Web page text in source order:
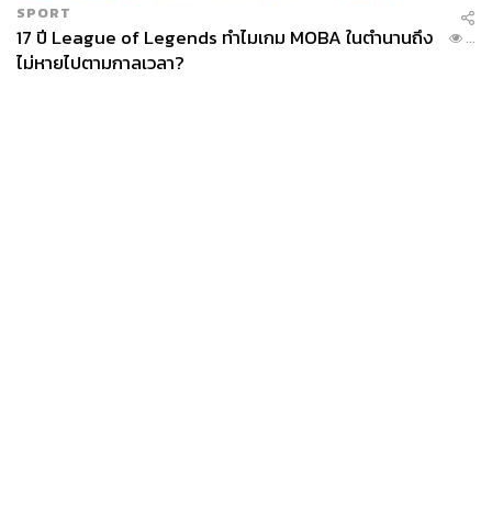
SPORT
17 ปี League of Legends ทำไมเกม MOBA ในตำนานถึง
ไม่หายไปตามกาลเวลา?
...